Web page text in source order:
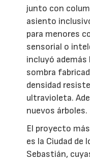
junto con
asiento
para menores
sensorial o
incluyó
sombra
densidad
ultravioleta.
nuevos árboles.
El proyecto
es la Ciudad de
Sebastián,